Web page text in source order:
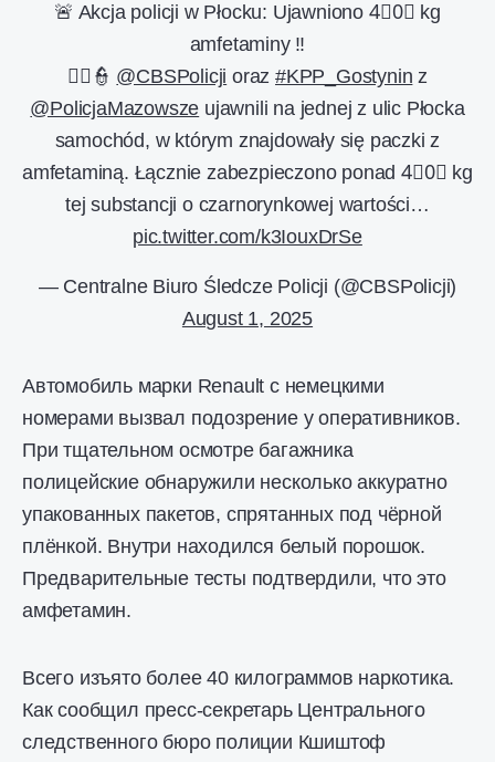
🚨 Akcja policji w Płocku: Ujawniono 4⃣0⃣ kg
amfetaminy ‼️
👮‍♀️👮 @CBSPolicji oraz #KPP_Gostynin z
@PolicjaMazowsze ujawnili na jednej z ulic Płocka
samochód, w którym znajdowały się paczki z
amfetaminą. Łącznie zabezpieczono ponad 4⃣0⃣ kg
tej substancji o czarnorynkowej wartości…
pic.twitter.com/k3IouxDrSe
— Centralne Biuro Śledcze Policji (@CBSPolicji)
August 1, 2025
Автомобиль марки Renault с немецкими
номерами вызвал подозрение у оперативников.
При тщательном осмотре багажника
полицейские обнаружили несколько аккуратно
упакованных пакетов, спрятанных под чёрной
плёнкой. Внутри находился белый порошок.
Предварительные тесты подтвердили, что это
амфетамин.
Всего изъято более 40 килограммов наркотика.
Как сообщил пресс-секретарь Центрального
следственного бюро полиции Кшиштоф